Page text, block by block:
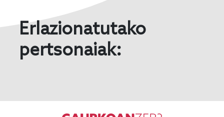
Erlazionatutako
pertsonaiak: